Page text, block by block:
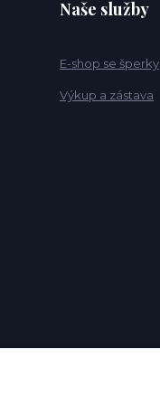
Naše služby
E-shop se šperky
Výkup a zástava